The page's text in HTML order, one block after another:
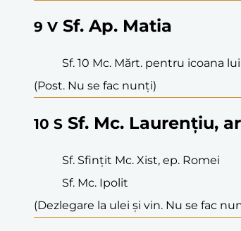
9 V Sf. Ap. Matia
Sf. 10 Mc. Mărt. pentru icoana
(Post. Nu se fac nunți)
10 S Sf. Mc. Laurențiu,
Sf. Sfințit Mc. Xist, ep. Romei
Sf. Mc. Ipolit
(Dezlegare la ulei și vin. Nu se fac